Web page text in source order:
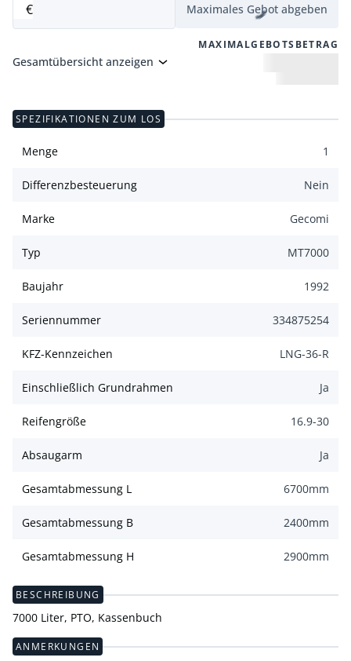
€ Maximales Gebot abgeben
MAXIMALGEBOTSBETRAG
Gesamtübersicht anzeigen
SPEZIFIKATIONEN ZUM LOS
Menge 1
Differenzbesteuerung Nein
Marke Gecomi
Typ MT7000
Baujahr 1992
Seriennummer 334875254
KFZ-Kennzeichen LNG-36-R
Einschließlich Grundrahmen Ja
Reifengröße 16.9-30
Absaugarm Ja
Gesamtabmessung L 6700mm
Gesamtabmessung B 2400mm
Gesamtabmessung H 2900mm
BESCHREIBUNG
7000 Liter, PTO, Kassenbuch
ANMERKUNGEN